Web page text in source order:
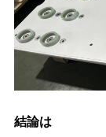
結論は